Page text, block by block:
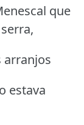
que
arranjos
estava